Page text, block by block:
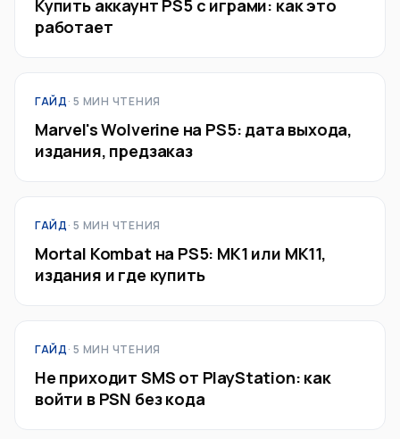
Купить аккаунт PS5 с играми: как это
работает
ГАЙД· 5 МИН ЧТЕНИЯ
Marvel's Wolverine на PS5: дата выхода,
издания, предзаказ
ГАЙД· 5 МИН ЧТЕНИЯ
Mortal Kombat на PS5: MK1 или MK11,
издания и где купить
ГАЙД· 5 МИН ЧТЕНИЯ
Не приходит SMS от PlayStation: как
войти в PSN без кода